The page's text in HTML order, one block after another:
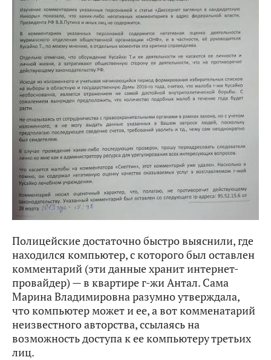
Полицейские достаточно быстро выяснили, где
находился компьютер, с которого был оставлен
комментарий (эти данные хранит интернет-
провайдер) — в квартире г-жи Антал. Сама
Марина Владимировна разумно утверждала,
что компьютер может и ее, а вот комменатарий
неизвестного авторства, ссылаясь на
возможность доступа к ее компьютеру третьих
лиц.